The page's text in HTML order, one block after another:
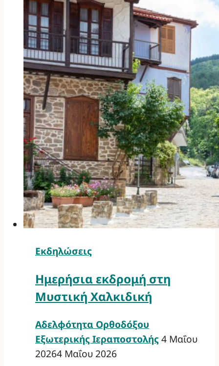
Εκδηλώσεις
Ημερήσια εκδρομή στη
Μυστική Χαλκιδική
Αδελφότητα Ορθοδόξου
Εξωτερικής Ιεραποστολής 4 Μαΐου
20264 Μαΐου 2026